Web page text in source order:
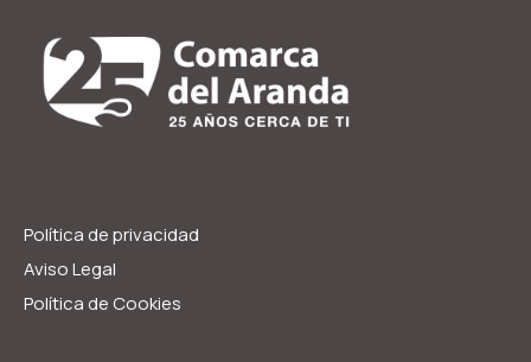
Política de privacidad
Aviso Legal
Política de Cookies